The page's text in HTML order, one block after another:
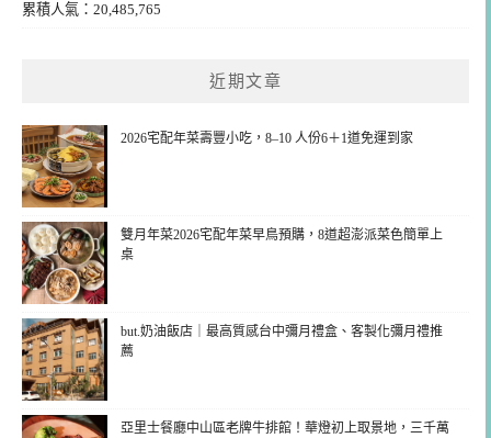
累積人氣：20,485,765
近期文章
2026宅配年菜壽豐小吃，8–10 人份6＋1道免運到家
雙月年菜2026宅配年菜早鳥預購，8道超澎派菜色簡單上
桌
but.奶油飯店｜最高質感台中彌月禮盒、客製化彌月禮推
薦
亞里士餐廳中山區老牌牛排館！華燈初上取景地，三千萬